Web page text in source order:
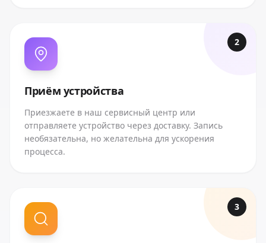
2
Приём устройства
Приезжаете в наш сервисный центр или
отправляете устройство через доставку. Запись
необязательна, но желательна для ускорения
процесса.
3